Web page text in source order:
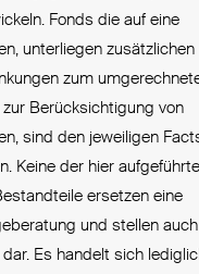
Fonds die auf eine
unterliegen zusätzlichen
zum
Berücksichtigung von
sind den jeweiligen
Keine der hier
ersetzen eine
und stellen
Es handelt sich